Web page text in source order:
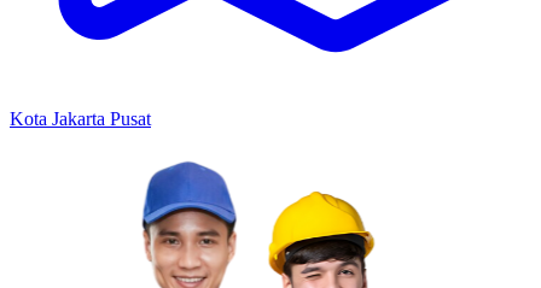
Kota Jakarta Pusat